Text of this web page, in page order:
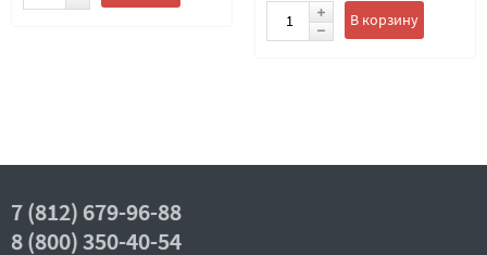
В корзину
7 (812) 679-96-88
8 (800) 350-40-54